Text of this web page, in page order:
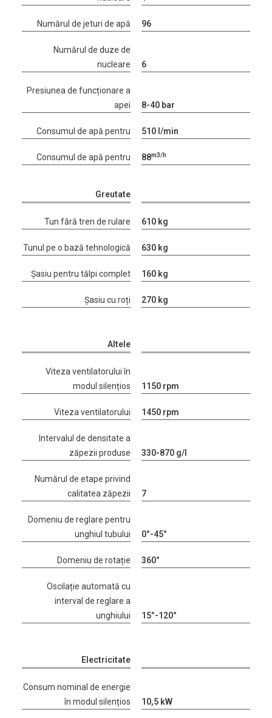
Numărul de jeturi de apă 96
Numărul de duze de
nucleare
6
Presiunea de funcționare a
apei
8-40 bar
Consumul de apă pentru 510 l/min
Consumul de apă pentru 88m3/h
Greutate
Tun fără tren de rulare 610 kg
Tunul pe o bază tehnologică 630 kg
Șasiu pentru tălpi complet 160 kg
Șasiu cu roți 270 kg
Altele
Viteza ventilatorului în
modul silențios
1150 rpm
Viteza ventilatorului 1450 rpm
Intervalul de densitate a
zăpezii produse
330-870 g/l
Numărul de etape privind
calitatea zăpezii
7
Domeniu de reglare pentru
unghiul tubului
0°-45°
Domeniu de rotație 360°
Oscilație automată cu
interval de reglare a
unghiului
15°-120°
Electricitate
Consum nominal de energie
în modul silențios
10,5 kW